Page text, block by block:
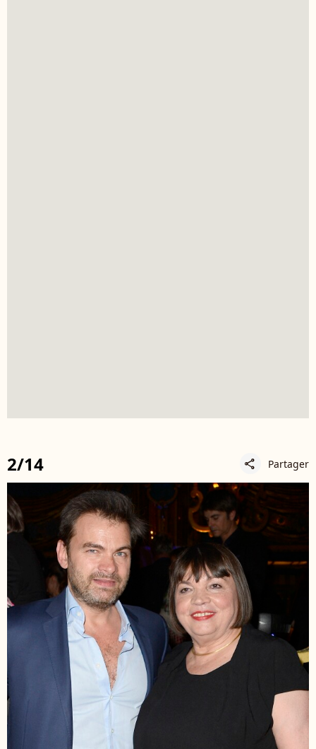
2/14 share Partager